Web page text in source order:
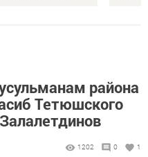
района
Тетюшского
1202 0 1